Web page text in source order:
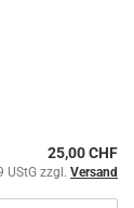
25,00 CHF
UStG zzgl. Versand